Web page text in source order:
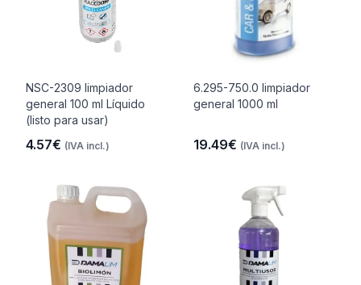
NSC-2309 limpiador
general 100 ml Líquido
(listo para usar)
4.57€ (IVA incl.)
6.295-750.0 limpiador
general 1000 ml
19.49€ (IVA incl.)